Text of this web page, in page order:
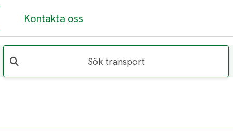
Kontakta oss
Sök transport